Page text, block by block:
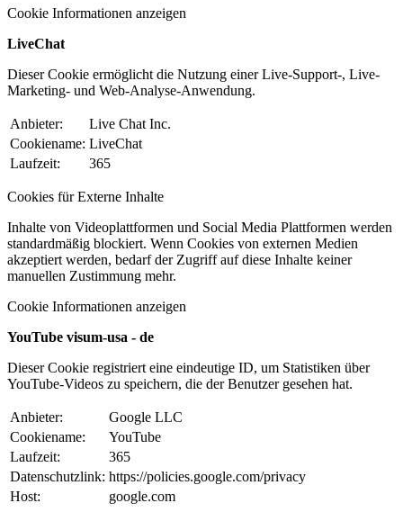
Cookie Informationen anzeigen
LiveChat
Dieser Cookie ermöglicht die Nutzung einer Live-Support-, Live-
Marketing- und Web-Analyse-Anwendung.
Anbieter:
Live Chat Inc.
Cookiename: LiveChat
Laufzeit:
365
Cookies für Externe Inhalte
Inhalte von Videoplattformen und Social Media Plattformen werden
standardmäßig blockiert. Wenn Cookies von externen Medien
akzeptiert werden, bedarf der Zugriff auf diese Inhalte keiner
manuellen Zustimmung mehr.
Cookie Informationen anzeigen
YouTube visum-usa - de
Dieser Cookie registriert eine eindeutige ID, um Statistiken über
YouTube-Videos zu speichern, die der Benutzer gesehen hat.
Anbieter:
Google LLC
Cookiename:
YouTube
Laufzeit:
365
Datenschutzlink: https://policies.google.com/privacy
Host:
google.com